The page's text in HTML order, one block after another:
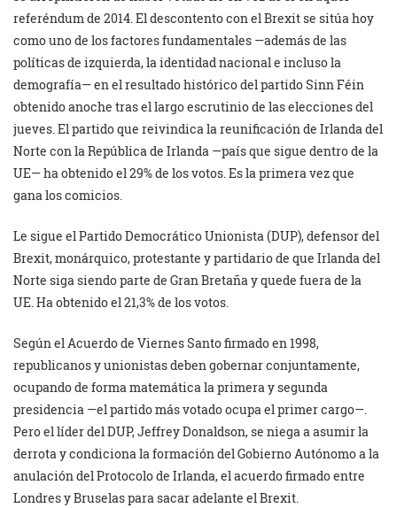
referéndum de 2014. El descontento con el Brexit se sitúa hoy
como uno de los factores fundamentales —además de las
políticas de izquierda, la identidad nacional e incluso la
demografía— en el resultado histórico del partido Sinn Féin
obtenido anoche tras el largo escrutinio de las elecciones del
jueves. El partido que reivindica la reunificación de Irlanda del
Norte con la República de Irlanda —país que sigue dentro de la
UE— ha obtenido el 29% de los votos. Es la primera vez que
gana los comicios.
Le sigue el Partido Democrático Unionista (DUP), defensor del
Brexit, monárquico, protestante y partidario de que Irlanda del
Norte siga siendo parte de Gran Bretaña y quede fuera de la
UE. Ha obtenido el 21,3% de los votos.
Según el Acuerdo de Viernes Santo firmado en 1998,
republicanos y unionistas deben gobernar conjuntamente,
ocupando de forma matemática la primera y segunda
presidencia —el partido más votado ocupa el primer cargo—.
Pero el líder del DUP, Jeffrey Donaldson, se niega a asumir la
derrota y condiciona la formación del Gobierno Autónomo a la
anulación del Protocolo de Irlanda, el acuerdo firmado entre
Londres y Bruselas para sacar adelante el Brexit.